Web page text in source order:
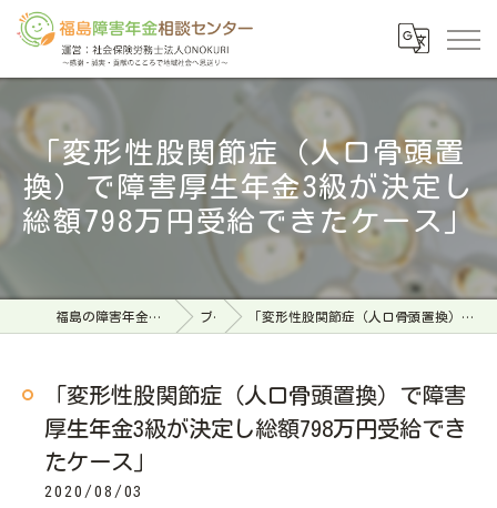
「変形性股関節症（人口骨頭置
換）で障害厚生年金3級が決定し
総額798万円受給できたケース」
福島の障害年金なら福島障害年金相談センター ブログ 「変形性股関節症（人口骨頭置換）で障害厚生年金3級が決定し総額798万円受給できたケース」
「変形性股関節症（人口骨頭置換）で障害
厚生年金3級が決定し総額798万円受給でき
たケース」
2020/08/03